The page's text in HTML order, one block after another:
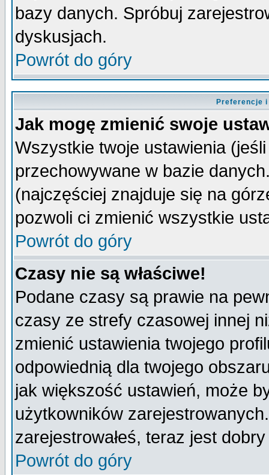
bazy danych. Spróbuj
dyskusjach.
Powrót do góry
Preferencje
Jak mogę zmienić swoje
Wszystkie twoje ustawienia
przechowywane w bazie
(najczęściej znajduje się na
pozwoli ci zmienić wszystkie
Powrót do góry
Czasy nie są właściwe!
Podane czasy są prawie na
czasy ze strefy czasowej innej
zmienić ustawienia twojego
odpowiednią dla twojego
jak większość ustawień, może
użytkowników
zarejestrowałeś, teraz jest
Powrót do góry